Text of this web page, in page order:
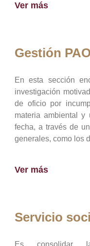
Ver más
Gestión
En esta sección
investigación
de oficio por
materia ambiental
fecha, a través de
generales, como los
Ver más
Servicio
Es consolidar